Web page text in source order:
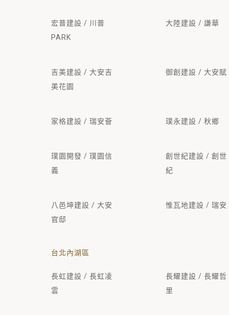
宏普建設 / 川普
PARK
大陸建設 / 謙華
吉美建設 / 大安吉
美花園
御創建設 / 大安賦
家格建設 / 瑞安薈 璞永建設 / 秋鄉
璞園開發 / 璞園信
義
創世紀建設 / 創世
紀
八邑坤建設 / 大安
官邸
惟瓦地建設 / 瑞安
台北內湖區
長虹建設 / 長虹凌
雲
長耀建設 / 長耀哲
里